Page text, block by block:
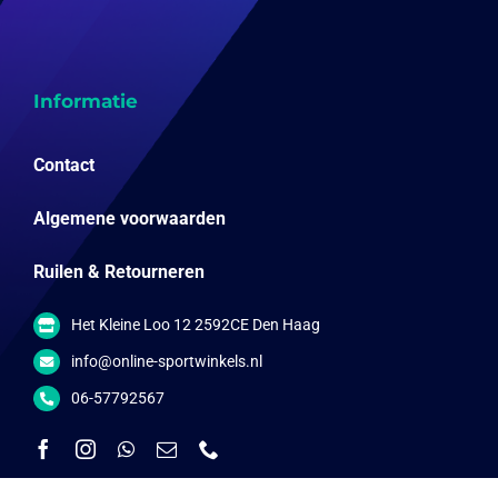
Informatie
Contact
Algemene voorwaarden
Ruilen & Retourneren
Het Kleine Loo 12 2592CE Den Haag
info@online-sportwinkels.nl
06-57792567